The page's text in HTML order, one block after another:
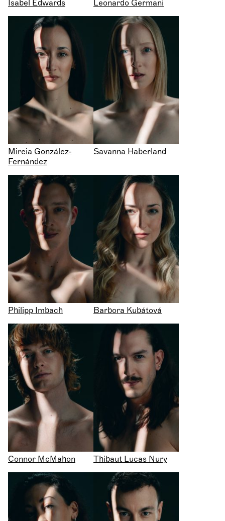
Isabel Edwards Leonardo Germani
Mireia González-
Fernández
Savanna Haberland
Philipp Imbach Barbora Kubátová
Connor McMahon Thibaut Lucas Nury